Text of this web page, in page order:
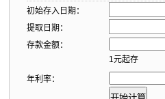
初始存入日期：
提取日期：
存款金额：
1元起存
年利率：